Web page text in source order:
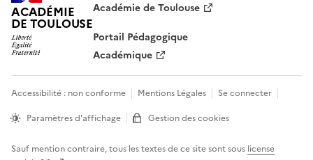
ACADÉMIE
DE TOULOUSE
Académie de Toulouse
Portail Pédagogique
Académique
Accessibilité : non conforme Mentions Légales
Se connecter
Paramètres d'affichage
Gestion des cookies
Sauf mention contraire, tous les textes de ce site sont sous license